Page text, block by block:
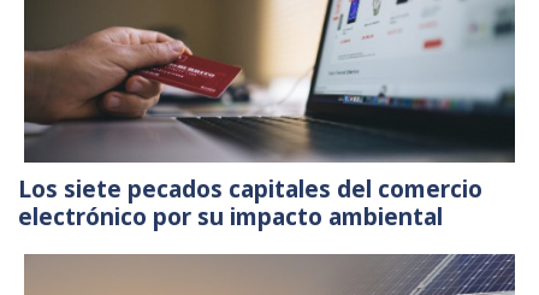
Los siete pecados capitales del comercio
electrónico por su impacto ambiental